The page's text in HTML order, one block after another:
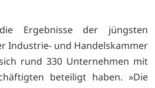
Ergebnisse der jüngsten
Industrie- und Handelskammer
rund 330 Unternehmen mit
beteiligt haben. »Die